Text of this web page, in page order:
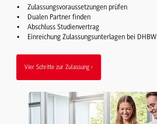
Zulassungsvoraussetzungen prüfen
Dualen Partner finden
Abschluss Studienvertrag
Einreichung Zulassungsunterlagen bei DHBW
Vier Schritte zur Zulassung